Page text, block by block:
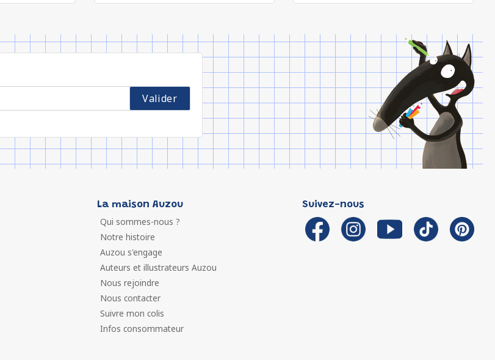
La maison Auzou
Qui sommes-nous ?
Notre histoire
Auzou s'engage
Auteurs et illustrateurs Auzou
Nous rejoindre
Nous contacter
Suivre mon colis
Infos consommateur
Suivez-nous